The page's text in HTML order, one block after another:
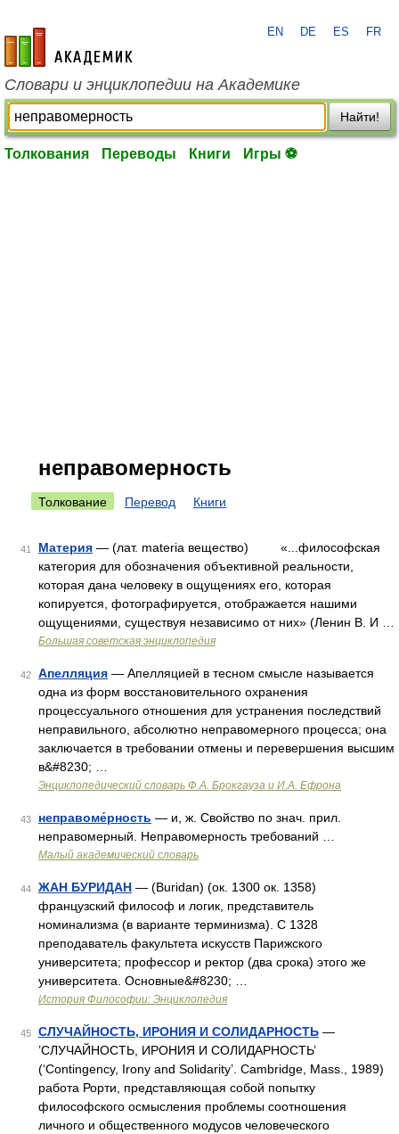
academic.ru
EN DE ES FR
Словари и энциклопедии на Академике
Найти!
Толкования Переводы Книги Игры ⚽
неправомерность
Толкование Перевод Книги
41 Материя — (лат. materia вещество) «...философская
категория для обозначения объективной реальности,
которая дана человеку в ощущениях его, которая
копируется, фотографируется, отображается нашими
ощущениями, существуя независимо от них» (Ленин В. И …
Большая советская энциклопедия
42 Апелляция — Апелляцией в тесном смысле называется
одна из форм восстановительного охранения
процессуального отношения для устранения последствий
неправильного, абсолютно неправомерного процесса; она
заключается в требовании отмены и перевершения высшим
в&#8230; …
Энциклопедический словарь Ф.А. Брокгауза и И.А. Ефрона
43 неправоме́рность — и, ж. Свойство по знач. прил.
неправомерный. Неправомерность требований …
Малый академический словарь
44 ЖАН БУРИДАН — (Buridan) (ок. 1300 ок. 1358)
французский философ и логик, представитель
номинализма (в варианте терминизма). С 1328
преподаватель факультета искусств Парижского
университета; профессор и ректор (два срока) этого же
университета. Основные&#8230; …
История Философии: Энциклопедия
45 СЛУЧАЙНОСТЬ, ИРОНИЯ И СОЛИДАРНОСТЬ —
’СЛУЧАЙНОСТЬ, ИРОНИЯ И СОЛИДАРНОСТЬ’
(‘Contingency, Irony and Solidarity’. Cambridge, Mass., 1989)
работа Рорти, представляющая собой попытку
философского осмысления проблемы соотношения
личного и общественного модусов человеческого